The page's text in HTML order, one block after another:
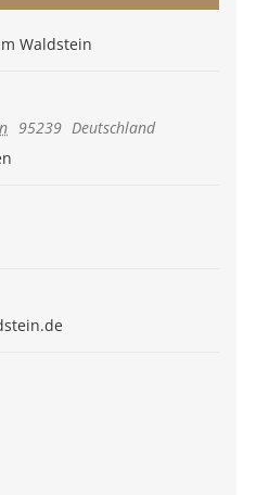
Waldstein
95239 Deutschland